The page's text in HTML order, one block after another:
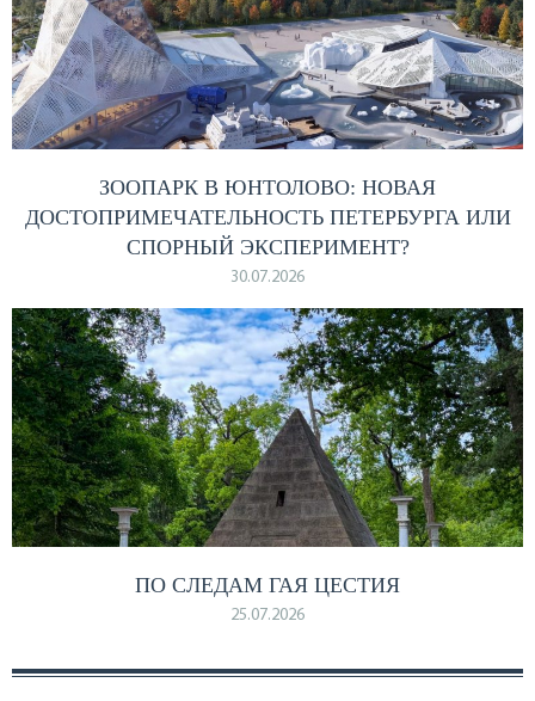
ЗООПАРК В ЮНТОЛОВО: НОВАЯ
ДОСТОПРИМЕЧАТЕЛЬНОСТЬ ПЕТЕРБУРГА ИЛИ
СПОРНЫЙ ЭКСПЕРИМЕНТ?
30.07.2026
ПО СЛЕДАМ ГАЯ ЦЕСТИЯ
25.07.2026